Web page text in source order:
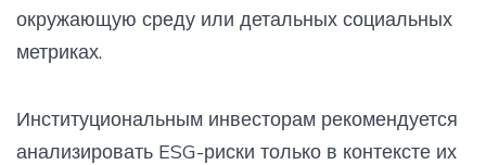
окружающую среду или детальных социальных
метриках.
Институциональным инвесторам рекомендуется
анализировать ESG-риски только в контексте их